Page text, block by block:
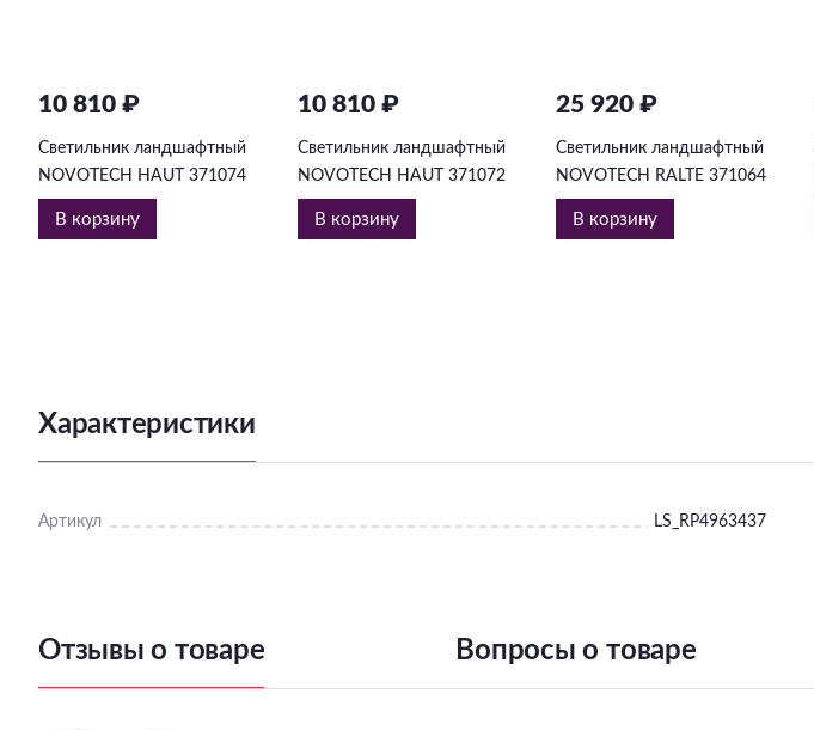
10 810 ₽
Светильник ландшафтный
NOVOTECH HAUT 371074
В корзину
10 810 ₽
Светильник ландшафтный
NOVOTECH HAUT 371072
В корзину
25 920 ₽
Светильник ландшафтный
NOVOTECH RALTE 371064
В корзину
Характеристики
Артикул LS_RP4963437
Отзывы о товаре Вопросы о товаре